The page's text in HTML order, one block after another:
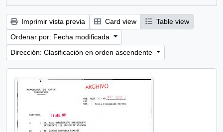
Imprimir vista previa Card view
Table view
Ordenar por: Fecha modificada
Dirección: Clasificación en orden ascendente